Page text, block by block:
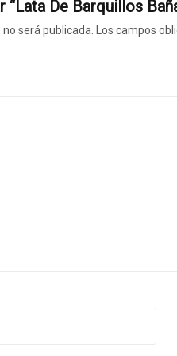
“Lata De Barquillos
será publicada. Los campos